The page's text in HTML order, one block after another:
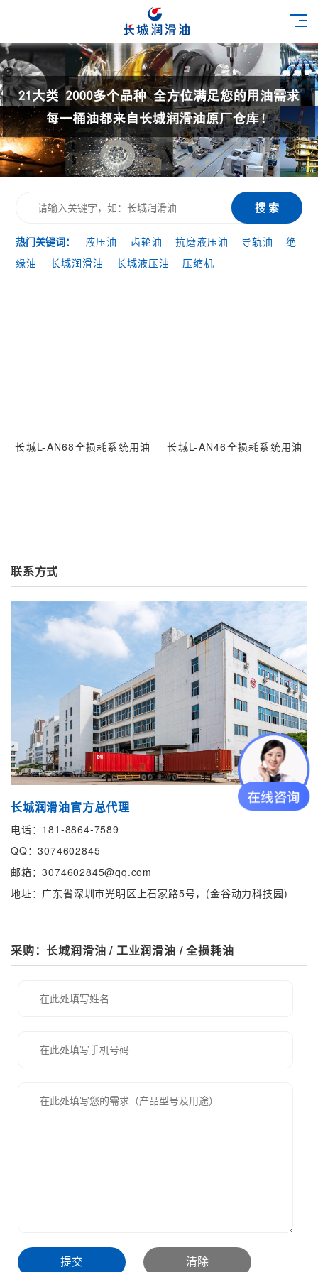
搜 索
热门关键词： 液压油 齿轮油 抗磨液压油 导轨油
绝
缘油
长城润滑油 长城液压油 压缩机
长城L-AN68全损耗系统用油 长城L-AN46全损耗系统用油
联系方式
长城润滑油官方总代理
电话：181-8864-7589
QQ：3074602845
邮箱：3074602845@qq.com
地址：广东省深圳市光明区上石家路5号，(金谷动力科技园)
采购：长城润滑油 / 工业润滑油 / 全损耗油
提交 清除